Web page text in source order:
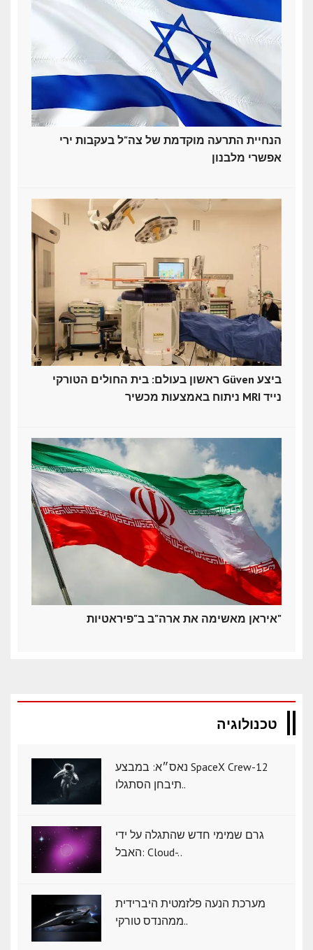
הנחיית התרעה מוקדמת של צה"ל בעקבות ירי
אפשרי מלבנון
ראשון בעולם: בית החולים הטורקי Güven ביצע
ניתוח באמצעות מכשיר MRI נייד
איראן מאשימה את ארה"ב ב"פיראטיות"
טכנולוגיה
נאס״א: במבצע SpaceX Crew-12
תיבחן הסתגלו..
גרם שמימי חדש שהתגלה על ידי
האבל: Cloud-..
מערכת הנעה פלזמטית היברידית
ממהנדס טורקי..